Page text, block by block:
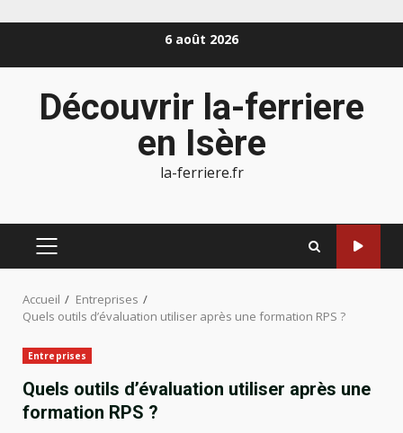
6 août 2026
Découvrir la-ferriere
en Isère
la-ferriere.fr
MENU
Accueil
Entreprises
Quels outils d’évaluation utiliser après une formation RPS ?
Entreprises
Quels outils d’évaluation utiliser après une
formation RPS ?